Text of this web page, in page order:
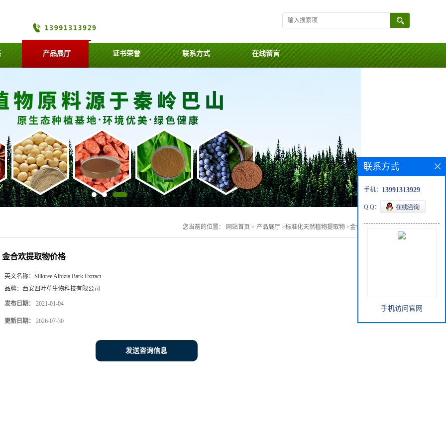
产品展厅 证书荣誉 联系方式 在线留言
您当前的位置： 网站首页 > 产品展厅 >标准化天然植物提取物 >金合欢提取物价格
金合欢提取物价格
英文名称： Silktree Albizia Bark Extract
品牌： 西安四叶草生物科技有限公司
发布日期： 2021-01-04
更新日期： 2026-07-30
发送咨询信息
联系方式
手机： 13991313929
Q Q：
手机访问官网